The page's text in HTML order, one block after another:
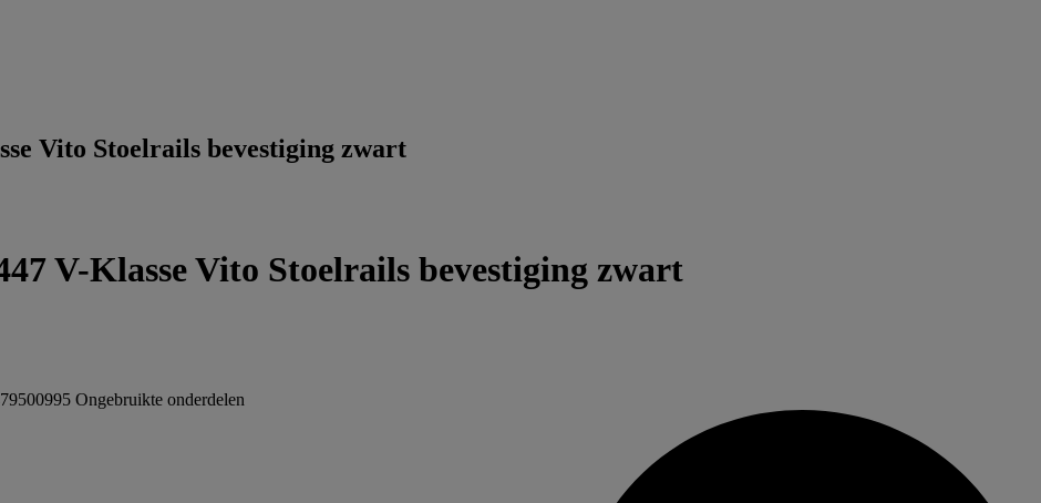
Vito Stoelrails bevestiging zwart
V-Klasse Vito Stoelrails bevestiging zwart
Ongebruikte onderdelen